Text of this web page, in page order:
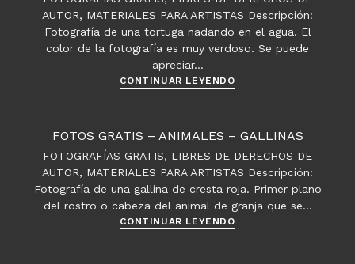
Arabian
Woman
AUTOR, MATERIALES PARA ARTISTAS Descripción:
Fotografía de una tortuga nadando en el agua. El
color de la fotografía es muy verdoso. Se puede
apreciar…
CONTINUAR LEYENDOFotos
Animales
Tortugas
FOTOS GRATIS – ANIMALES – GALLINAS
FOTOGRAFÍAS GRATIS, LIBRES DE DERECHOS DE
AUTOR, MATERIALES PARA ARTISTAS Descripción:
Fotografía de una gallina de cresta roja. Primer plano
del rostro o cabeza del animal de granja que se…
CONTINUAR LEYENDOFotos